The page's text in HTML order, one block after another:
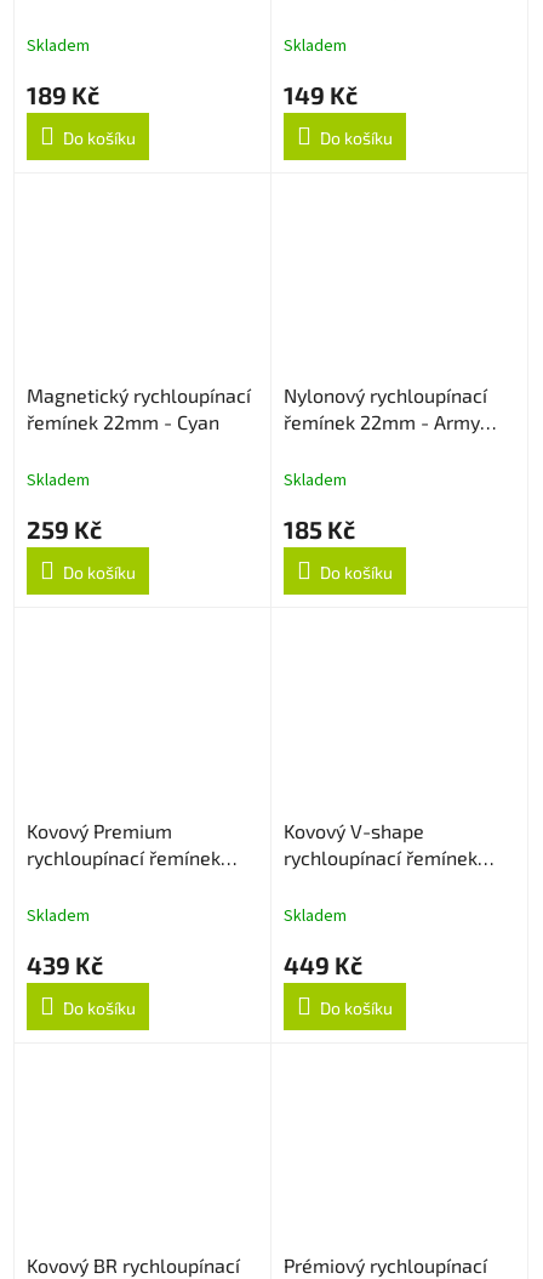
Skladem
189 Kč
Do košíku
Skladem
149 Kč
Do košíku
Magnetický rychloupínací
řemínek 22mm - Cyan
Skladem
259 Kč
Do košíku
Nylonový rychloupínací
řemínek 22mm - Army
Skladem
185 Kč
Do košíku
Kovový Premium
rychloupínací řemínek
Skladem
439 Kč
Do košíku
Kovový V-shape
rychloupínací řemínek
Skladem
449 Kč
Do košíku
Kovový BR rychloupínací
Prémiový rychloupínací